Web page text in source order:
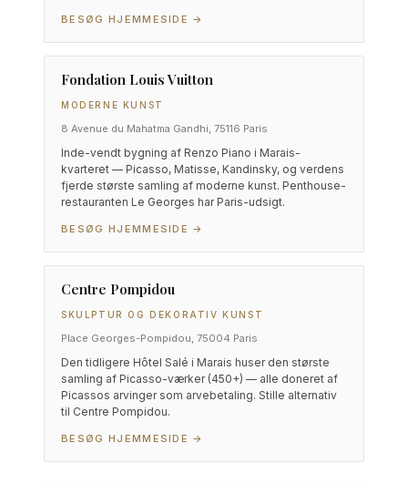
BESØG HJEMMESIDE →
Fondation Louis Vuitton
MODERNE KUNST
8 Avenue du Mahatma Gandhi, 75116 Paris
Inde-vendt bygning af Renzo Piano i Marais-
kvarteret — Picasso, Matisse, Kandinsky, og verdens
fjerde største samling af moderne kunst. Penthouse-
restauranten Le Georges har Paris-udsigt.
BESØG HJEMMESIDE →
Centre Pompidou
SKULPTUR OG DEKORATIV KUNST
Place Georges-Pompidou, 75004 Paris
Den tidligere Hôtel Salé i Marais huser den største
samling af Picasso-værker (450+) — alle doneret af
Picassos arvinger som arvebetaling. Stille alternativ
til Centre Pompidou.
BESØG HJEMMESIDE →